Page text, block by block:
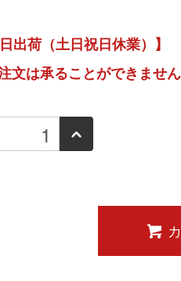
出荷（土日祝日休業）】
文は承ることができませ